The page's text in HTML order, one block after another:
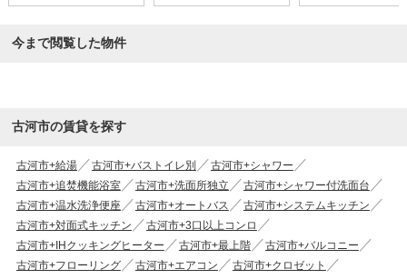
今まで閲覧した物件
古河市の賃貸を探す
古河市+給湯 古河市+バストイレ別
古河市+シャワー
古河市+追焚機能浴室
古河市+洗面所独立
古河市+シャワー付洗面台
古河市+温水洗浄便座
古河市+オートバス
古河市+システムキッチン
古河市+対面式キッチン
古河市+3口以上コンロ
古河市+IHクッキングヒーター
古河市+最上階
古河市+バルコニー
古河市+フローリング
古河市+エアコン
古河市+クロゼット